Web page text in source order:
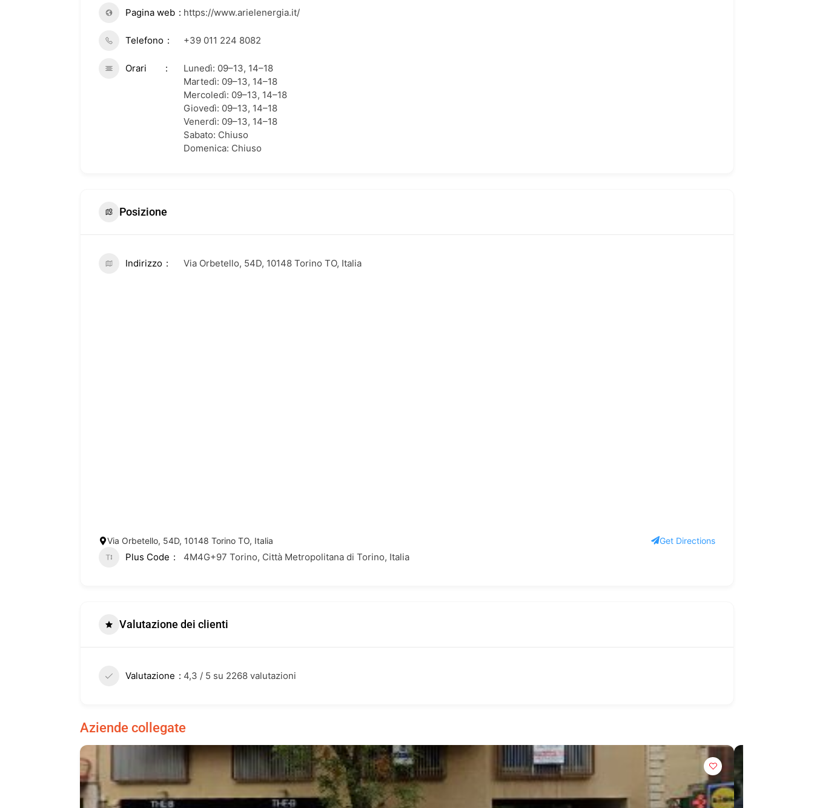
Pagina web https://www.arielenergia.it/
Telefono +39 011 224 8082
Orari
Lunedì: 09–13, 14–18
Martedì: 09–13, 14–18
Mercoledì: 09–13, 14–18
Giovedì: 09–13, 14–18
Venerdì: 09–13, 14–18
Sabato: Chiuso
Domenica: Chiuso
Posizione
Indirizzo Via Orbetello, 54D, 10148 Torino TO, Italia
Via Orbetello, 54D, 10148 Torino TO, Italia Get Directions
Plus Code 4M4G+97 Torino, Città Metropolitana di Torino, Italia
Valutazione dei clienti
Valutazione 4,3 / 5 su 2268 valutazioni
Aziende collegate